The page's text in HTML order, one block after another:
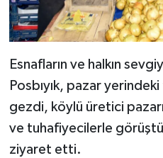
Esnafların ve halkın
Posbıyık, pazar
gezdi, köylü üretici
ve tuhafiyecilerle
ziyaret etti.